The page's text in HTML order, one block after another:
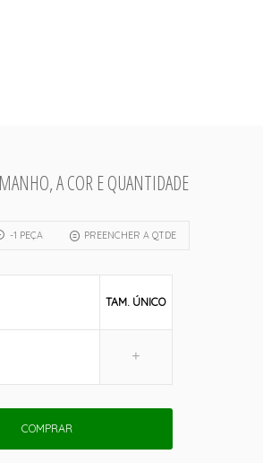
A COR E QUANTIDADE
-1 PEÇA PREENCHER A QTDE
TAM. ÚNICO
COMPRAR